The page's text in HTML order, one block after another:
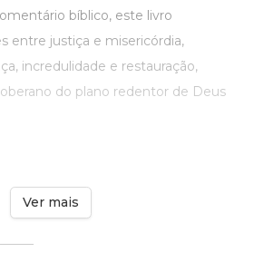
bíblico, este livro
entre justiça e misericórdia,
incredulidade e restauração,
do plano redentor de Deus
Ver mais